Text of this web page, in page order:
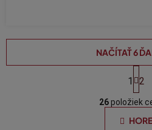
O
v
l
NAČÍTAŤ 6
S
t
r
á
n
k
1 2
26položiek
HORE